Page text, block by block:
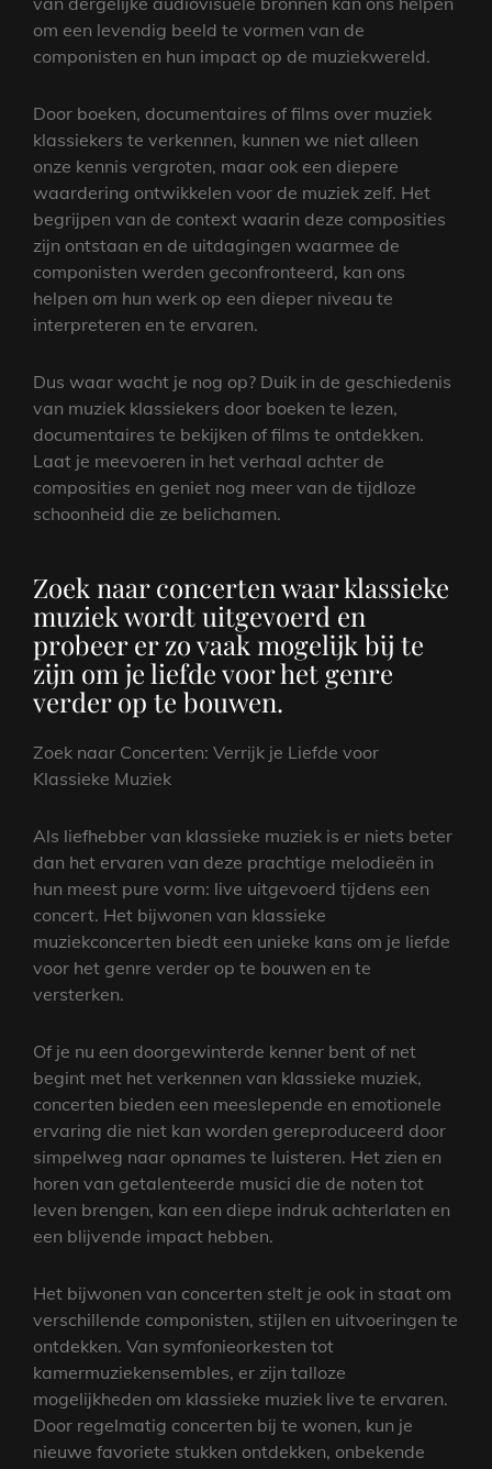
om een levendig beeld te vormen van de
componisten en hun impact op de muziekwereld.
Door boeken, documentaires of films over muziek
klassiekers te verkennen, kunnen we niet alleen
onze kennis vergroten, maar ook een diepere
waardering ontwikkelen voor de muziek zelf. Het
begrijpen van de context waarin deze composities
zijn ontstaan en de uitdagingen waarmee de
componisten werden geconfronteerd, kan ons
helpen om hun werk op een dieper niveau te
interpreteren en te ervaren.
Dus waar wacht je nog op? Duik in de geschiedenis
van muziek klassiekers door boeken te lezen,
documentaires te bekijken of films te ontdekken.
Laat je meevoeren in het verhaal achter de
composities en geniet nog meer van de tijdloze
schoonheid die ze belichamen.
Zoek naar concerten waar klassieke
muziek wordt uitgevoerd en
probeer er zo vaak mogelijk bij te
zijn om je liefde voor het genre
verder op te bouwen.
Zoek naar Concerten: Verrijk je Liefde voor
Klassieke Muziek
Als liefhebber van klassieke muziek is er niets beter
dan het ervaren van deze prachtige melodieën in
hun meest pure vorm: live uitgevoerd tijdens een
concert. Het bijwonen van klassieke
muziekconcerten biedt een unieke kans om je liefde
voor het genre verder op te bouwen en te
versterken.
Of je nu een doorgewinterde kenner bent of net
begint met het verkennen van klassieke muziek,
concerten bieden een meeslepende en emotionele
ervaring die niet kan worden gereproduceerd door
simpelweg naar opnames te luisteren. Het zien en
horen van getalenteerde musici die de noten tot
leven brengen, kan een diepe indruk achterlaten en
een blijvende impact hebben.
Het bijwonen van concerten stelt je ook in staat om
verschillende componisten, stijlen en uitvoeringen te
ontdekken. Van symfonieorkesten tot
kamermuziekensembles, er zijn talloze
mogelijkheden om klassieke muziek live te ervaren.
Door regelmatig concerten bij te wonen, kun je
nieuwe favoriete stukken ontdekken, onbekende